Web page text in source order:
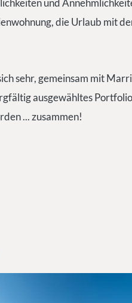
und
die Urlaub mit
sehr, gemeinsam mit
ausgewähltes
... zusammen!